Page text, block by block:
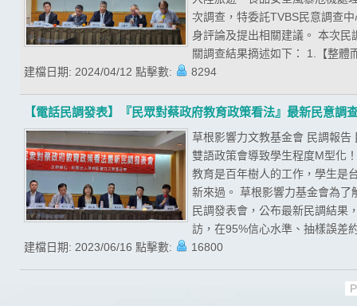
次調查，特委託TVBS民意調查
身評論及提出相關建議。 本次
關調查結果摘述如下： 1.【整
建檔日期: 2024/04/12 點擊數: 8294
【電話民調發表】『民眾對蔡政府教育政策看法』最新民意調
草根影響力文教基金會 民調報
雙語政策會導致學生程度M型化
教育是百年樹人的工作，學生是
新來過。 草根影響力基金會為了
民調發表會，公布最新民調結果
訪，在95%信心水準、抽樣誤差
建檔日期: 2023/06/16 點擊數: 16800